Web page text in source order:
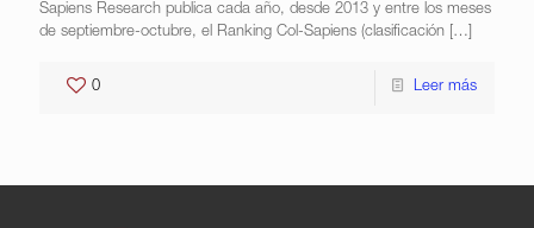
Sapiens Research publica cada año, desde 2013 y entre los meses
de septiembre-octubre, el Ranking Col-Sapiens (clasificación […]
0 Leer más